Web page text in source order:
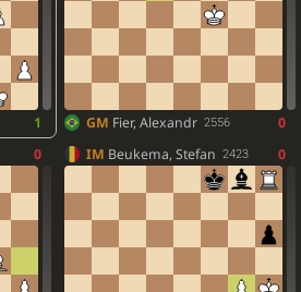
1 GM Fier, Alexandr 2556
0
0 IM Beukema, Stefan 2423 0